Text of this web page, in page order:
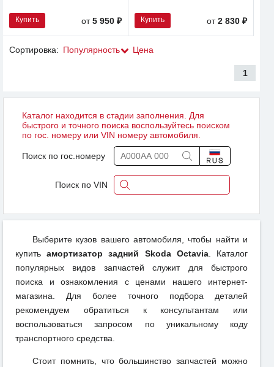
Купить от5 950 ₽ Купить от2 830 ₽
Сортировка: Популярность Цена
1
Каталог находится в стадии заполнения. Для
быстрого и точного поиска воспользуйтесь поиском
по гос. номеру или VIN номеру автомобиля.
Поиск по гос.номеру
Поиск по VIN
Выберите кузов вашего автомобиля, чтобы найти и
купитьамортизатор задний Skoda Octavia. Каталог
популярных видов запчастей служит для быстрого
поиска и ознакомления с ценами нашего интернет-
магазина. Для более точного подбора деталей
рекомендуем обратиться к консультантам или
воспользоваться запросом по уникальному коду
транспортного средства.
Стоит помнить, что большинство запчастей можно